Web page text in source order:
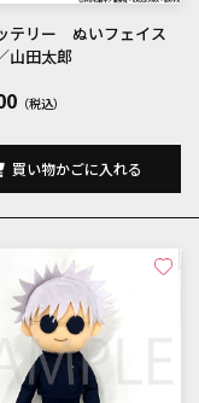
テリー ぬいフェイス
山田太郎
買い物かごに入れる